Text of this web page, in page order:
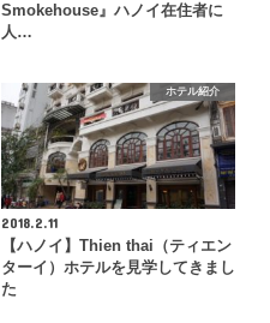
Smokehouse』ハノイ在住者に
人…
ホテル紹介
2018.2.11
【ハノイ】Thien thai（ティエン
ターイ）ホテルを見学してきまし
た